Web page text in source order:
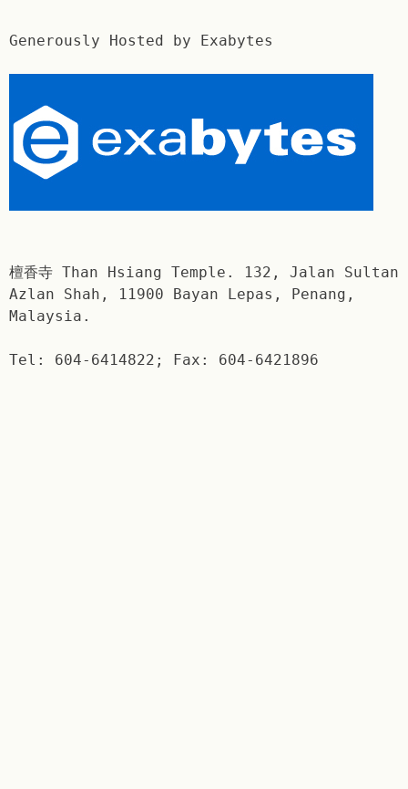
Generously Hosted by Exabytes
檀香寺 Than Hsiang Temple. 132, Jalan Sultan
Azlan Shah, 11900 Bayan Lepas, Penang,
Malaysia.
Tel: 604-6414822; Fax: 604-6421896